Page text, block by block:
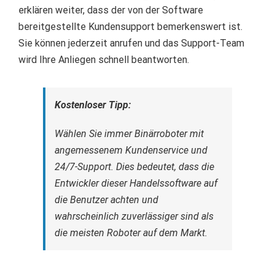
erklären weiter, dass der von der Software
bereitgestellte Kundensupport bemerkenswert ist.
Sie können jederzeit anrufen und das Support-Team
wird Ihre Anliegen schnell beantworten.
Kostenloser Tipp:
Wählen Sie immer Binärroboter mit
angemessenem Kundenservice und
24/7-Support. Dies bedeutet, dass die
Entwickler dieser Handelssoftware auf
die Benutzer achten und
wahrscheinlich zuverlässiger sind als
die meisten Roboter auf dem Markt.